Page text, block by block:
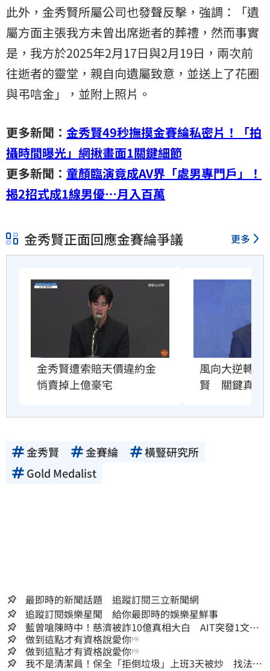
此外，金秀賢所屬公司也發聲反擊，強調：「遺
屬方面主張我方未曾出席逝者的葬禮，然而事實
是，我方於2025年2月17日與2月19日，兩次前
往逝者的靈堂，親自向遺屬致意，並送上了花圈
與弔唁金」，並附上照片。
更多新聞： 金秀賢49秒撫摸金賽綸私密片！「拍
攝時間曝光」網揪畫面1關鍵細節
更多新聞： 童顏臨演竟成AV界「處男專門戶」！
揭2招式成1線男優⋯月入百萬
金秀賢正面回應金賽綸爭議 更多
金秀賢遭索賠天價違約金
悄賣掉上億豪宅
風向大逆轉！
賢　關鍵真相
金秀賢 金賽綸
橫豎研究所
Gold Medalist
最即時的新聞話題 追蹤訂閱三立新聞網
追蹤訂閱娛樂星聞 給你最即時的娛樂星鮮事
藍曾嗆陳時中！慈濟被詐10億真相大白 AIT突發1文酸
爆…他笑：真的很會
做到這點才有資格說愛你PR
做到這點才有資格說愛你PR
我不是清潔員！保全「拒倒垃圾」上班3天被炒 找法院